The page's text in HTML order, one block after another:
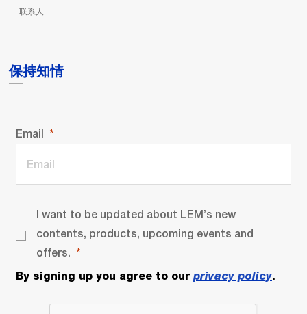
联系人
保持知情
Email
I want to be updated about LEM’s new
contents, products, upcoming events and
offers.
By signing up you agree to our privacy policy.